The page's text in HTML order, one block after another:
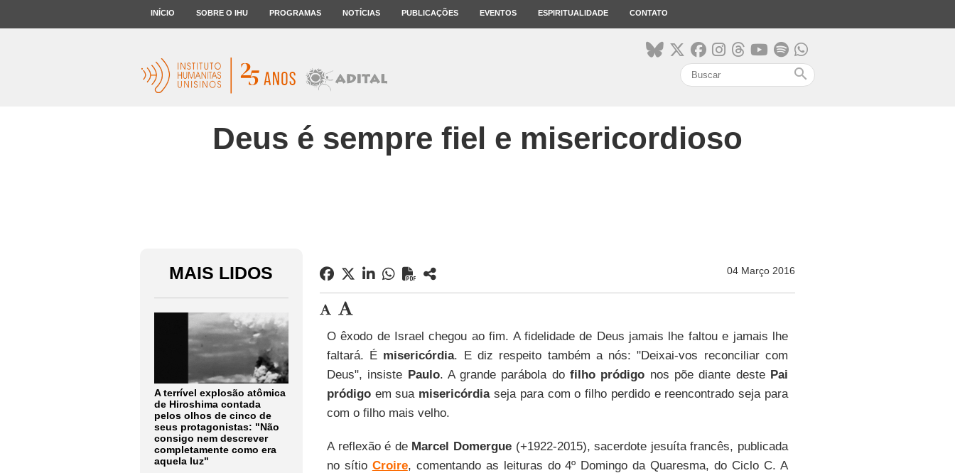
INÍCIO SOBRE O IHU PROGRAMAS NOTÍCIAS PUBLICAÇÕES EVENTOS ESPIRITUALIDADE CONTATO
search
Deus é sempre fiel e misericordioso
MAIS LIDOS
A terrível explosão atômica
de Hiroshima contada
pelos olhos de cinco de
seus protagonistas: "Não
consigo nem descrever
completamente como era
aquela luz"
04 Março 2016
O êxodo de Israel chegou ao fim. A fidelidade de Deus jamais lhe faltou e jamais lhe
faltará. É misericórdia. E diz respeito também a nós: "Deixai-vos reconciliar com
Deus", insiste Paulo. A grande parábola dofilho pródigo nos põe diante deste Pai
pródigoem sua misericórdiaseja para com o filho perdido e reencontrado seja para
com o filho mais velho.
A reflexão é de Marcel Domergue(+1922-2015), sacerdote jesuíta francês, publicada
no sítio Croire, comentando as leituras do 4º Domingo da Quaresma, do Ciclo C. A